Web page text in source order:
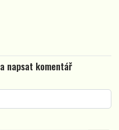
napsat komentář